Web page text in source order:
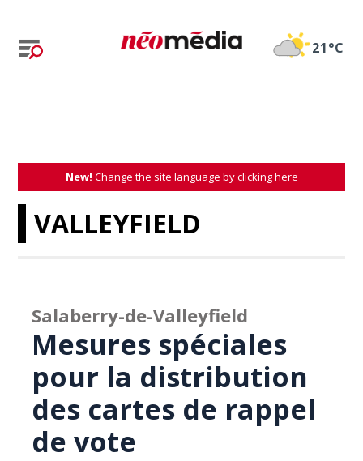
21°C
New! Change the site language by clicking here
VALLEYFIELD
Salaberry-de-Valleyfield
Mesures spéciales
pour la distribution
des cartes de rappel
de vote